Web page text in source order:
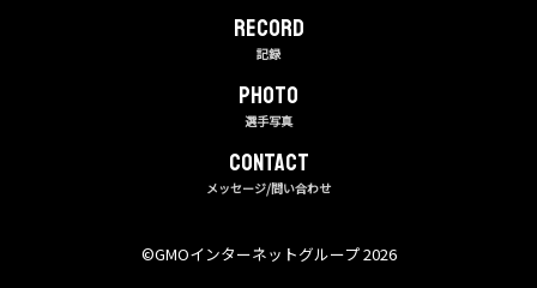
RECORD
記録
PHOTO
選手写真
CONTACT
メッセージ/問い合わせ
©︎GMOインターネットグループ 2026